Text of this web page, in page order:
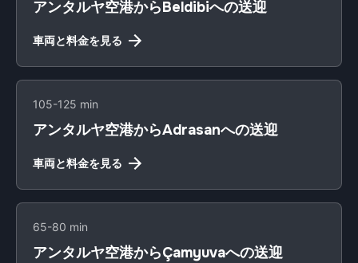
アンタルヤ空港からBeldibiへの送迎
車両と料金を見る
105-125 min
アンタルヤ空港からAdrasanへの送迎
車両と料金を見る
65-80 min
アンタルヤ空港からÇamyuvaへの送迎